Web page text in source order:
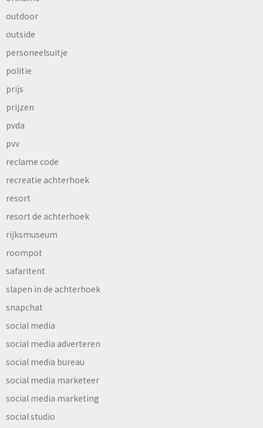
outdoor
outside
personeelsuitje
politie
prijs
prijzen
pvda
pvv
reclame code
recreatie achterhoek
resort
resort de achterhoek
rijksmuseum
roompot
safaritent
slapen in de achterhoek
snapchat
social media
social media adverteren
social media bureau
social media marketeer
social media marketing
social studio